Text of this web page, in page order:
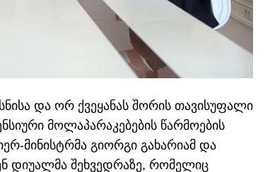
და ორ ქვეყანას შორის თავისუფალი
მოლაპარაკებების წარმოების
მინისტრმა გიორგი გახარიამ და
დიუალმა შეხვედრაზე, რომელიც